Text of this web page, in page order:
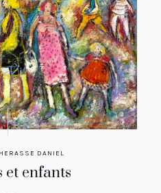
DANIEL
et enfants